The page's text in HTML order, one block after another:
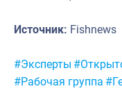
Источник: Fishnews
Метки:
#Эксперты
#Рабочая группа